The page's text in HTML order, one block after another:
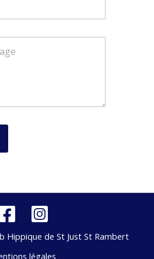
Hippique de St Just St Rambert
légales